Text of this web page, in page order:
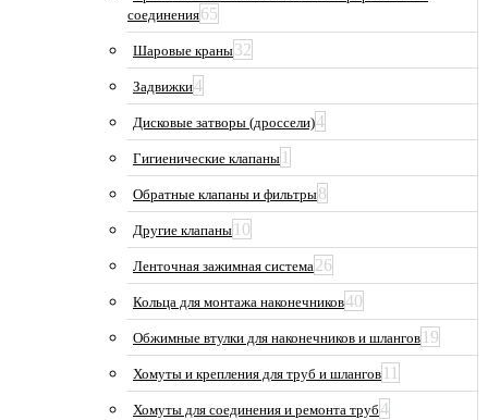
соединения65
Шаровые краны32
Задвижки4
Дисковые затворы (дроссели)4
Гигиенические клапаны 1
Обратные клапаны и фильтры8
Другие клапаны 10
Ленточная зажимная система26
Кольца для монтажа наконечников40
Обжимные втулки для наконечников и шлангов 19
Хомуты и крепления для труб и шлангов 11
Хомуты для соединения и ремонта труб4